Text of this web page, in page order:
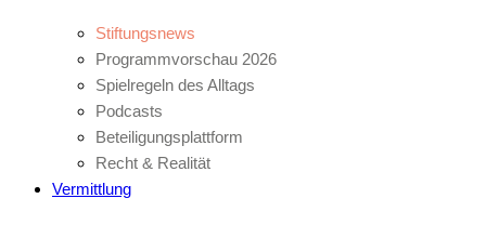
Stiftungsnews
Programmvorschau 2026
Spielregeln des Alltags
Podcasts
Beteiligungsplattform
Recht & Realität
Vermittlung